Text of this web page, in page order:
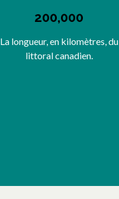
200,000
La longueur, en kilomètres, du
littoral canadien.